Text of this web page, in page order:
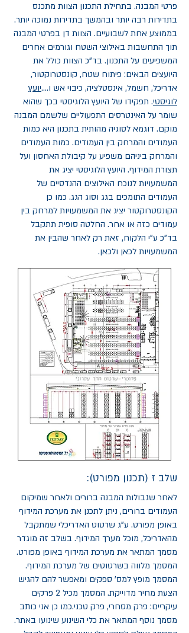
פרטי המבנה. בתחילת התכנון הצוות מתכנס
בתדירות רבה יותר ובהמשך בתדירות נמוכה יותר.
בממוצע אחת לשבועיים. הצוות דן בפרטי המבנה
תוך התחשבות באילוצי השטח וגורמים אחרים
המשפיעים על התכנון. בד"כ הצוות כולל את
היועצים הבאים: פיתוח שטח, קונסטרוקטור,
אדריכל, חשמל, אינסטלציה, כיבוי אש ו....יועץ
לוגיסטי. תפקידו של היועץ הלוגיסטי בכך שהוא
שומר על האינטרסים התפעוליים שלשמם המבנה
מוקם. דוגמא לסוגיה מהותית בתכנון היא כמות
העמודים והמרחק בין העמודים. כמות העמודים
והמרחק ביניהם משפיע על קיבולת האחסון ועל
תצורת המידוף. היועץ הלוגיסטי יציג את
המשמעויות לנוכח האילוצים ההנדסיים של
העמודים התומכים בגג וסוג הגג. כמו כן
הקונסטרוקטור יציג את המשמעויות למרחק בין
עמודים כזה או אחר. החלטה סופית תתקבל
בד"כ ע"י הלקוח, זאת רק לאחר שהבין את
המשמעויות לכאן ולכאן.
שלב ז (תכנון מפורט):
לאחר שגבולות המבנה ברורים ולאחר שמיקום
העמודים ברורים, ניתן לתכנן את מערכת המידוף
באופן מפורט. ע"ג שרטוט האדריכלי שמתקבל
מהאדריכל, מוכל מערך המידוף. בשלב זה מוגדר
מסמך המתאר את מערכת המידוף באופן מפורט.
המסמך מלווה בשרטוטים של מערכת המידוף.
המסמך מופץ למס' ספקים ומאפשר להם להגיש
הצעת מחיר מדוייקת. המסמך מכיל 2 פרקים
עיקריים: פרק מסחרי, פרק טכני.כמו כן אני כותב
מסמך נוסף המתאר את כלי השינוע שינועו באתר.